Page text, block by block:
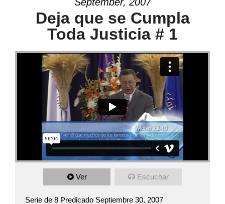
Deja que se Cumpla
Toda Justicia # 1
Ver Escuchar
Serie de 8 Predicado Septiembre 30, 2007